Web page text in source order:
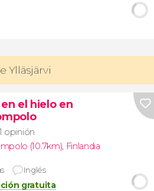
Ylläsjärvi
el hielo en
opinión
(10.7km), Finlandia
Inglés
gratuita